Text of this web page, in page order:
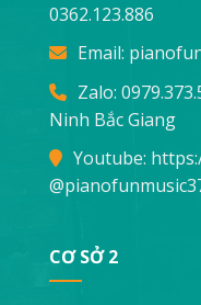
0362.123.886
Email:
Zalo:
Ninh Bắc Giang
Youtube:
CƠ SỞ 2